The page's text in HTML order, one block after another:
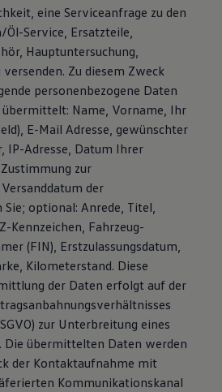
eine Serviceanfrage zu den
Service, Ersatzteile,
Hauptuntersuchung,
versenden. Zu diesem Zweck
personenbezogene Daten
übermittelt: Name, Vorname, Ihr
E-Mail Adresse, gewünschter
IP-Adresse, Datum Ihrer
zur
der
Sie; optional: Anrede, Titel,
Kennzeichen, Fahrzeug-
(FIN), Erstzulassungsdatum,
Kilometerstand. Diese
der Daten erfolgt auf der
zur Unterbreitung eines
Die übermittelten Daten werden
der Kontaktaufnahme mit
Kommunikationskanal